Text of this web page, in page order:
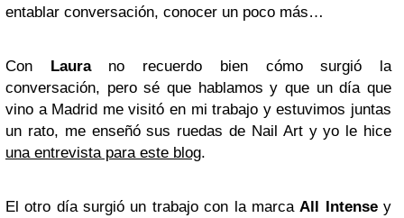
entablar conversación, conocer un poco más…
Con Laurano recuerdo bien cómo surgió la
conversación, pero sé que hablamos y que un día que
vino a Madrid me visitó en mi trabajo y estuvimos juntas
un rato, me enseñó sus ruedas de Nail Art y yo le hice
una entrevista para este blog.
El otro día surgió un trabajo con la marca All Intensey